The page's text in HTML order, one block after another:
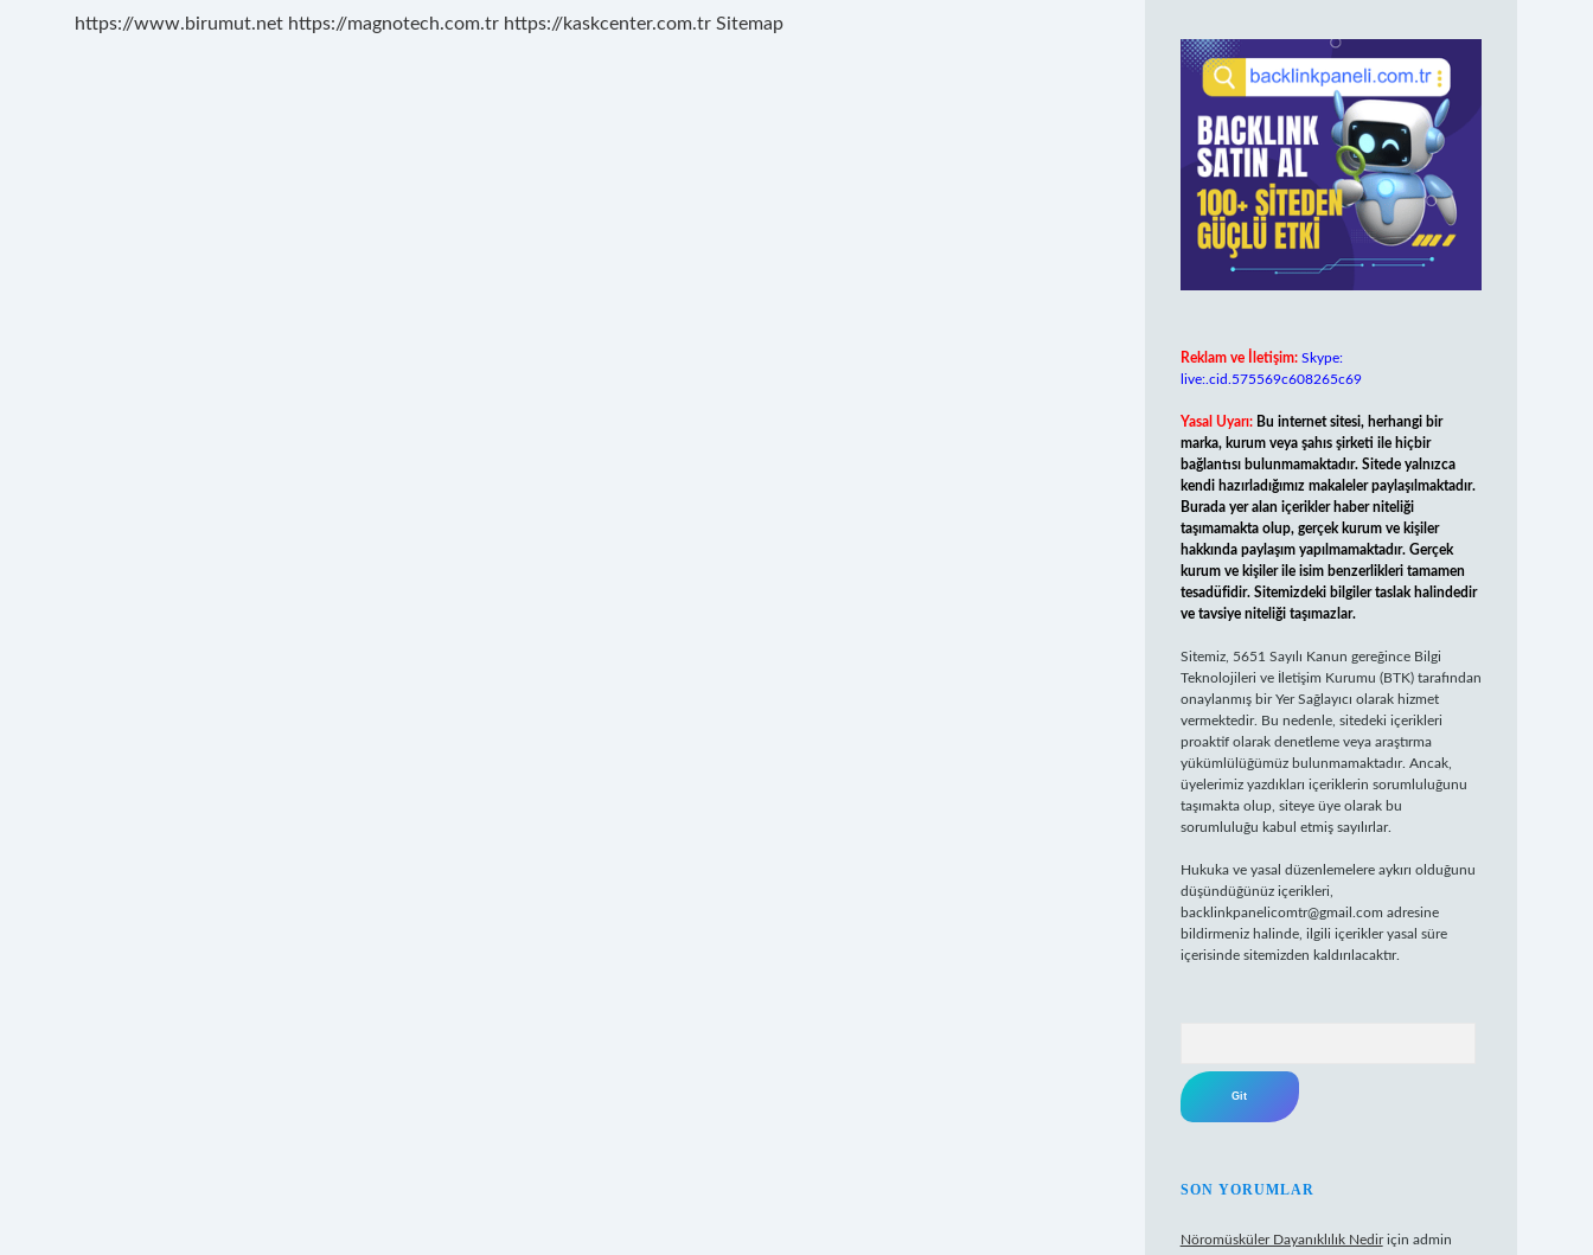
https://www.birumut.net https://magnotech.com.tr https://kaskcenter.com.tr Sitemap
Reklam ve İletişim: Skype:
live:.cid.575569c608265c69
Yasal Uyarı: Bu internet sitesi, herhangi bir
marka, kurum veya şahıs şirketi ile hiçbir
bağlantısı bulunmamaktadır. Sitede yalnızca
kendi hazırladığımız makaleler paylaşılmaktadır.
Burada yer alan içerikler haber niteliği
taşımamakta olup, gerçek kurum ve kişiler
hakkında paylaşım yapılmamaktadır. Gerçek
kurum ve kişiler ile isim benzerlikleri tamamen
tesadüfidir. Sitemizdeki bilgiler taslak halindedir
ve tavsiye niteliği taşımazlar.
Sitemiz, 5651 Sayılı Kanun gereğince Bilgi
Teknolojileri ve İletişim Kurumu (BTK) tarafından
onaylanmış bir Yer Sağlayıcı olarak hizmet
vermektedir. Bu nedenle, sitedeki içerikleri
proaktif olarak denetleme veya araştırma
yükümlülüğümüz bulunmamaktadır. Ancak,
üyelerimiz yazdıkları içeriklerin sorumluluğunu
taşımakta olup, siteye üye olarak bu
sorumluluğu kabul etmiş sayılırlar.
Hukuka ve yasal düzenlemelere aykırı olduğunu
düşündüğünüz içerikleri,
backlinkpanelicomtr@gmail.com adresine
bildirmeniz halinde, ilgili içerikler yasal süre
içerisinde sitemizden kaldırılacaktır.
SON YORUMLAR
Nöromüsküler Dayanıklılık Nediriçin admin